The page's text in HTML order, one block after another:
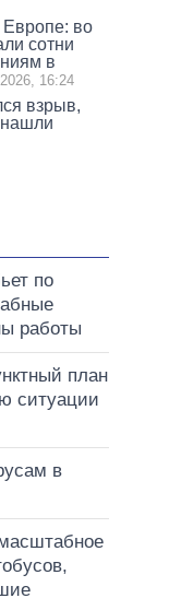
во
сотни
в
16:24
взрыв,
нашли
по
работы
план
ситуации
в